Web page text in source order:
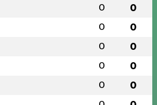
0 0
0 0
0 0
0 0
0 0